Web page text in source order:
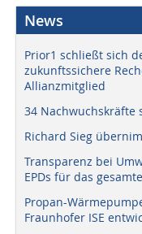
News
Prior1 schließt sich
zukunftssichere
Allianzmitglied
34 Nachwuchskräfte
Richard Sieg
Transparenz bei
EPDs für das
Propan-
Fraunhofer ISE